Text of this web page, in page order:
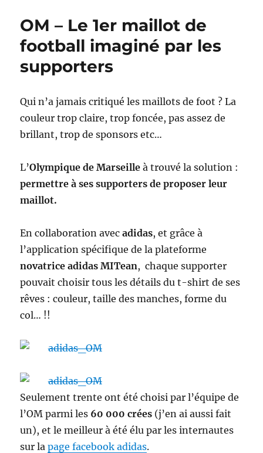
de
OM – Le 1er maillot de
football imaginé par les
supporters
Qui n’a jamais critiqué les maillots de foot ? La
couleur trop claire, trop foncée, pas assez de
brillant, trop de sponsors etc…
L’Olympique de Marseille à trouvé la solution :
permettre à ses supporters de proposer leur
maillot.
En collaboration avecadidas, et grâce à
l’application spécifique de la plateforme
novatrice adidas MITean, chaque supporter
pouvait choisir tous les détails du t-shirt de ses
rêves : couleur, taille des manches, forme du
col… !!
Seulement trente ont été choisi par l’équipe de
l’OM parmi les 60 000 crées (j’en ai aussi fait
un), et le meilleur à été élu par les internautes
sur lapage facebook adidas.